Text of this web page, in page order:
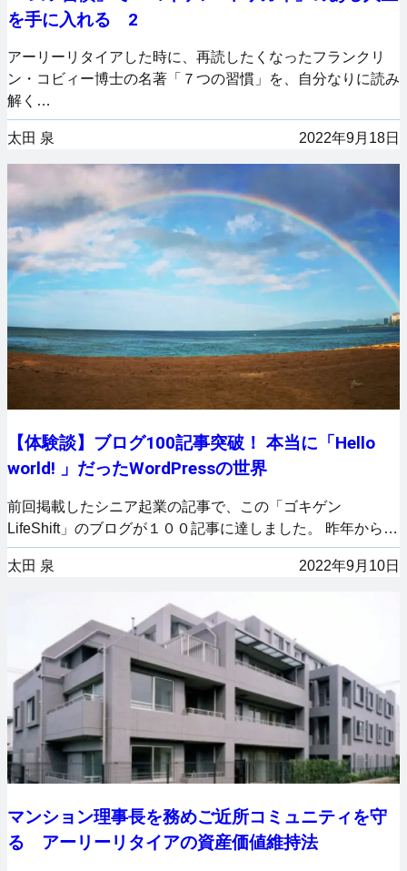
を手に入れる 2
アーリーリタイアした時に、再読したくなったフランクリ
ン・コビィー博士の名著「７つの習慣」を、自分なりに読み
解く…
太田 泉 2022年9月18日
【体験談】ブログ100記事突破！ 本当に「Hello
world! 」だったWordPressの世界
前回掲載したシニア起業の記事で、この「ゴキゲン
LifeShift」のブログが１００記事に達しました。 昨年から…
太田 泉 2022年9月10日
マンション理事長を務めご近所コミュニティを守
る アーリーリタイアの資産価値維持法